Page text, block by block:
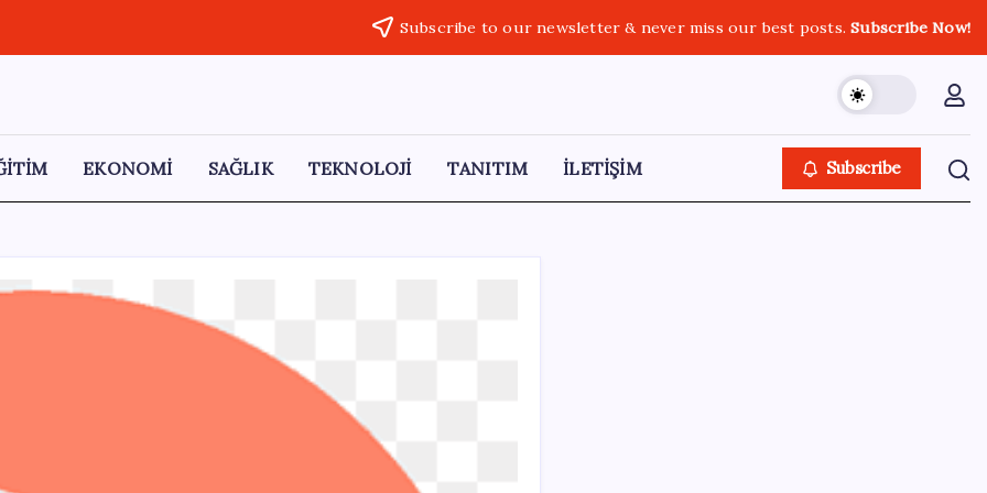
Subscribe to our newsletter & never miss our best posts.Subscribe Now!
EKONOMİ SAĞLIK TEKNOLOJİ TANITIM İLETİŞİM Subscribe